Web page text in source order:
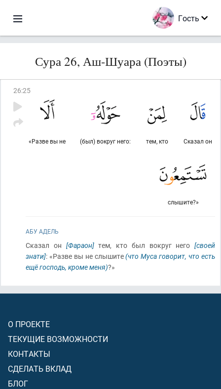
Гость
Сура 26, Аш-Шуара (Поэты)
26:25
Сказал он
тем, кто
(был) вокруг него:
«Разве вы не
слышите?»
АБУ АДЕЛЬ
Сказал он [Фараон]тем, кто был вокруг него [своей
знати]: «Разве вы не слышите(что Муса говорит, что есть
ещё господь, кроме меня)?»
О ПРОЕКТЕ
ТЕКУЩИЕ ВОЗМОЖНОСТИ
КОНТАКТЫ
СДЕЛАТЬ ВКЛАД
БЛОГ